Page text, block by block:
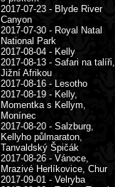
2017-07-23 - Blyde River
Canyon
2017-07-30 - Royal Natal
National Park
2017-08-04 - Kelly
2017-08-13 - Safari na talíři,
Jižní Afrikou
2017-08-16 - Lesotho
2017-08-19 - Kelly,
Momentka s Kellym,
Monínec
2017-08-20 - Salzburg,
Kellyho půlmaraton,
Tanvaldský Špičák
2017-08-26 - Vánoce,
Mrazivé Herlíkovice, Chur
2017-09-01 - Velryba